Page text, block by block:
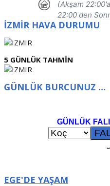
İZMİR HAVA DURUMU
5 GÜNLÜK TAHMİN
GÜNLÜK BURCUNUZ …
GÜNLÜK
EGE'DE YAŞAM